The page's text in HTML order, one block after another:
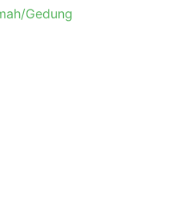
Gedung